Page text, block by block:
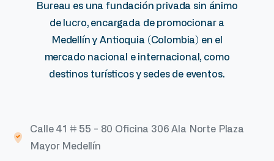
Bureau es una fundación privada sin ánimo
de lucro, encargada de promocionar a
Medellín y Antioquia (Colombia) en el
mercado nacional e internacional, como
destinos turísticos y sedes de eventos.
Calle 41 # 55 - 80 Oficina 306 Ala Norte Plaza
Mayor Medellín